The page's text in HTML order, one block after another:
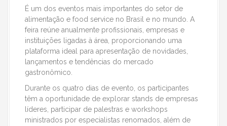
É um dos eventos mais importantes do setor de
alimentação e food service no Brasil e no mundo. A
feira reúne anualmente profissionais, empresas e
instituições ligadas à área, proporcionando uma
plataforma ideal para apresentação de novidades,
lançamentos e tendências do mercado
gastronômico.
Durante os quatro dias de evento, os participantes
têm a oportunidade de explorar stands de empresas
líderes, participar de palestras e workshops
ministrados por especialistas renomados, além de